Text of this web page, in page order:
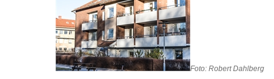
Foto: Robert Dahlberg